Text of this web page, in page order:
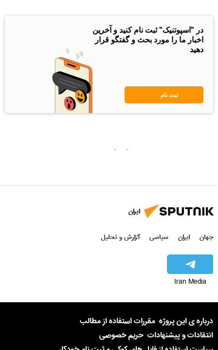
در "اسپوتنیک" ثبت نام کنید و آخرین
اخبار ما را مورد بحث و گفتگو قرار
دهید
ثبت نام
ایران
جهان ایران سیاسی گزارش و تحلیل
Iran Media
درباره ی این پروژه مقررات استفاده از مطالب
انتقادات و پیشنهادات حریم خصوصی